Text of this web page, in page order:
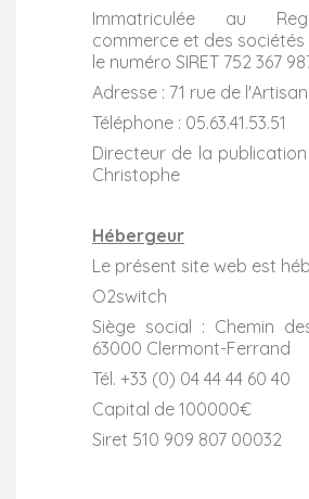
Immatriculée au
commerce et des sociétés
le numéro SIRET 752 367
Adresse : 71 rue de
Téléphone : 05.63.41.53.51
Directeur de la publication
Christophe
Hébergeur
Le présent site web est
O2switch
Siège social : Chemin
63000 Clermont-Ferrand
Tél. +33 (0) 04 44 44 60 40
Capital de 100000€
Siret 510 909 807 00032